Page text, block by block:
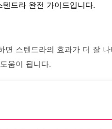
드라 완전 가이드입니다.
면 스텐드라의 효과가 더 잘
움이 됩니다.